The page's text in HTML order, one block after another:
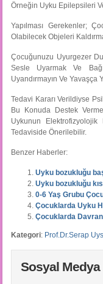
Örneğin Uyku Epilepsileri
Yapılması Gerekenler;
Olabilecek Objeleri
Çocuğunuzu Uyurgezer
Sesle Uyarmak Ve
Uyandırmayın Ve Yavaşça
Tedavi Kararı Verildiyse
Bu Konuda Destek
Uykunun Elektrofizyolojik
Tedaviside Önerilebilir.
Benzer Haberler:
Uyku bozukluğu
Uyku bozukluğu
0-6 Yaş Grubu
Çocuklarda Uyku
Çocuklarda
Kategori: Prof.Dr.Serap
Sosyal Medya